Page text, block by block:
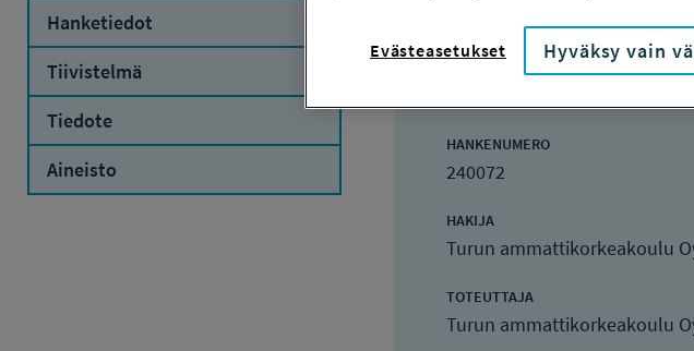
Hanketiedot
Tiivistelmä
Tiedote
Aineisto
Hanketiedot
HANKENUMERO
240072
HAKIJA
Turun ammattikorkeakoulu
TOTEUTTAJA
Turun ammattikorkeakoulu
Hyväksy vain
Evästeasetukset